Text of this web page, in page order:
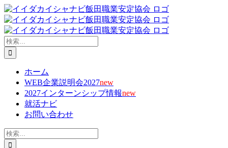
Skip
to
content
X
Facebook
YouTube
電
子
メ
ー
ル
Tiktok
検
索
…
ホーム
WEB企業説明会2027new
2027インターンシップ情報new
就活ナビ
お問い合わせ
検
索